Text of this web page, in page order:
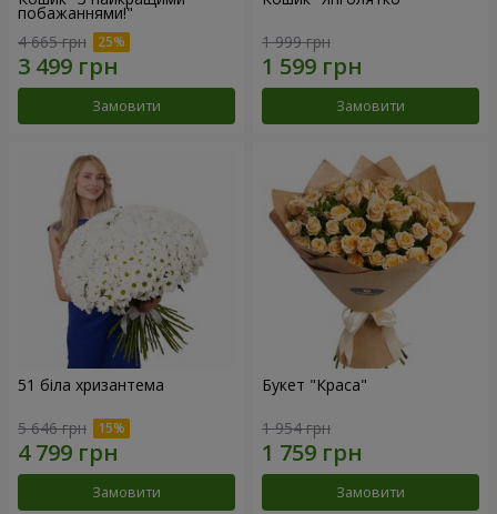
побажаннями!"
4 665 грн
Замовити
1 999 грн
Замовити
51 біла хризантема
5 646 грн
Замовити
Букет "Краса"
1 954 грн
Замовити